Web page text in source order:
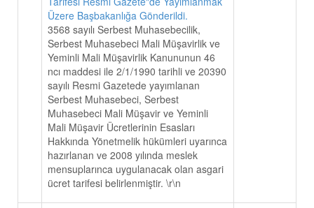
Üzere Başbakanlığa Gönderildi.
3568 sayılı Serbest Muhasebecilik,
Serbest Muhasebeci Mali Müşavirlik ve
Yeminli Mali Müşavirlik Kanununun 46
ncı maddesi ile 2/1/1990 tarihli ve 20390
sayılı Resmi Gazetede yayımlanan
Serbest Muhasebeci, Serbest
Muhasebeci Mali Müşavir ve Yeminli
Mali Müşavir Ücretlerinin Esasları
Hakkında Yönetmelik hükümleri uyarınca
hazırlanan ve 2008 yılında meslek
mensuplarınca uygulanacak olan asgari
ücret tarifesi belirlenmiştir. \r\n